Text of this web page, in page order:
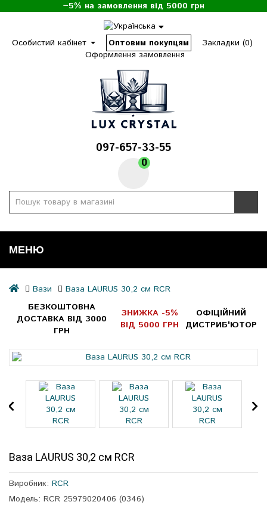
−5% на замовлення від 5000 грн
Особистий кабінет Оптовим покупцям
Закладки (0)
Оформлення замовлення
097-657-33-55
0
МЕНЮ
Вази
Ваза LAURUS 30,2 см RCR
БЕЗКОШТОВНА
ДОСТАВКА ВІД 3000
ГРН
ЗНИЖКА -5%
ВІД 5000 ГРН
ОФІЦІЙНИЙ
ДИСТРИБ'ЮТОР
Ваза LAURUS 30,2 см RCR
Виробник: RCR
Модель: RCR 25979020406 (0346)